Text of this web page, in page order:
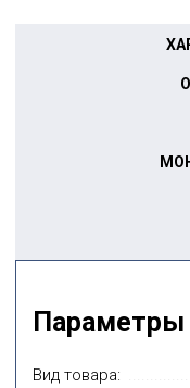
Параметры
Вид товара: